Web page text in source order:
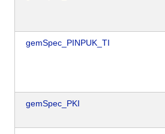
gemSpec_PINPUK_TI
gemSpec_PKI